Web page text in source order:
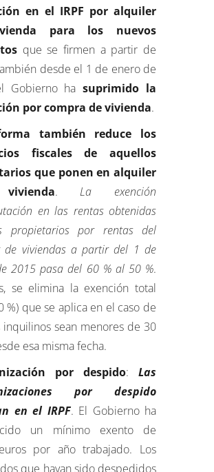
en el IRPF por alquiler
para los nuevos
que se firmen a partir de
desde el 1 de enero de
Gobierno hasuprimido la
por compra de vivienda.
también reduce los
fiscales de aquellos
que ponen en alquiler
.La exención
en las rentas obtenidas
propietarios por rentas del
de viviendas a partir del 1 de
2015 pasa del 60 % al 50 %.
se elimina la exención total
%) que se aplica en el caso de
inquilinos sean menores de 30
esa misma fecha.
por despido: Las
por despido
en el IRPF. El Gobierno ha
un mínimo exento de
por año trabajado. Los
que hayan sido despedidos